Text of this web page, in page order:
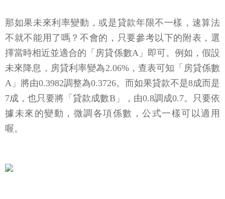
那如果未來利率變動，或是貸款年限不一樣，速算法
不就不能用了嗎？不會的，只要參考以下的附表，選
擇當時相近並適合的「房貸係數A」即可。例如，假設
未來降息，房貸利率變為2.06%，查表可知「房貸係數
A」將由0.3982調整為0.3726。而如果貸款不是8成而是
7成，也只要將「貸款成數B」，由0.8調成0.7。只要依
據未來的變動，微調各項係數，公式一樣可以適用
喔。